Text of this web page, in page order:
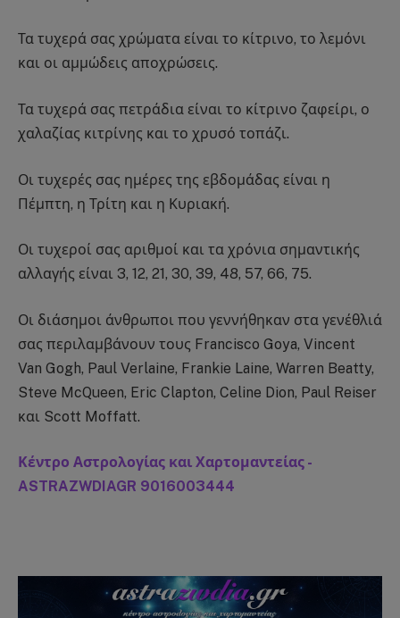
Τα τυχερά σας χρώματα είναι το κίτρινο, το λεμόνι
και οι αμμώδεις αποχρώσεις.
Τα τυχερά σας πετράδια είναι το κίτρινο ζαφείρι, ο
χαλαζίας κιτρίνης και το χρυσό τοπάζι.
Οι τυχερές σας ημέρες της εβδομάδας είναι η
Πέμπτη, η Τρίτη και η Κυριακή.
Οι τυχεροί σας αριθμοί και τα χρόνια σημαντικής
αλλαγής είναι 3, 12, 21, 30, 39, 48, 57, 66, 75.
Οι διάσημοι άνθρωποι που γεννήθηκαν στα γενέθλιά
σας περιλαμβάνουν τους Francisco Goya, Vincent
Van Gogh, Paul Verlaine, Frankie Laine, Warren Beatty,
Steve McQueen, Eric Clapton, Celine Dion, Paul Reiser
και Scott Moffatt.
Κέντρο Αστρολογίας και Χαρτομαντείας -
ASTRAZWDIAGR 9016003444